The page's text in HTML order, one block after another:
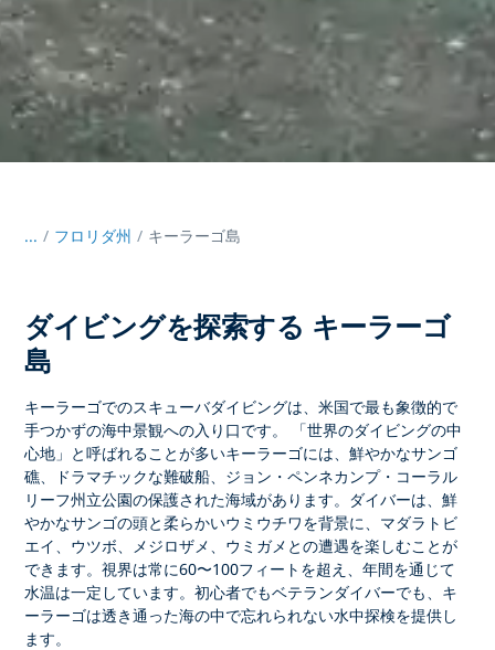
... / フロリダ州 キーラーゴ島
ダイビングを探索する キーラーゴ
島
キーラーゴでのスキューバダイビングは、米国で最も象徴的で
手つかずの海中景観への入り口です。
「世界のダイビングの中
心地」 と呼ばれることが多いキーラーゴには 、鮮やかなサンゴ
礁、ドラマチックな難破船 、ジョン・ペンネカンプ・コーラル
リーフ州立公園の保護された海域があります。ダイバーは、鮮
やかなサンゴの頭と柔らかいウミウチワを背景に、 マダラトビ
エイ、ウツボ、メジロザメ、ウミガメ との遭遇を楽しむことが
できます。視界は常に60〜100フィートを超え
、年間を通じて
水温は一定しています。初心者でもベテランダイバーでも、 キ
ーラーゴは透き通った海の中で忘れられない水中探検を提供し
ます。